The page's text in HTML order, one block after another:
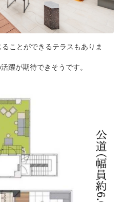
ことができるテラスもありま
躍が期待できそうです。